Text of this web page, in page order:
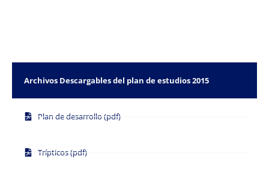
Archivos Descargables del plan de estudios 2015
Plan de desarrollo (pdf)
Trípticos (pdf)